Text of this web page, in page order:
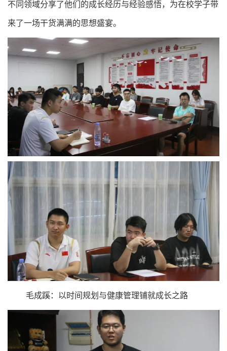
不同领域分享了他们的成长经历与经验感悟，为在校学子带
来了一场干货满满的思想盛宴。
毛成蹊：以时间规划与健康管理铺就成长之路